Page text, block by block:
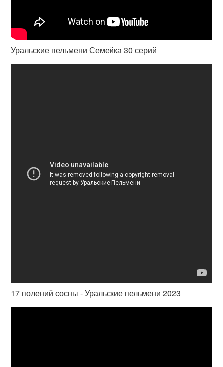
Уральские пельмени Семейка 30 серий
17 полений сосны - Уральские пельмени 2023